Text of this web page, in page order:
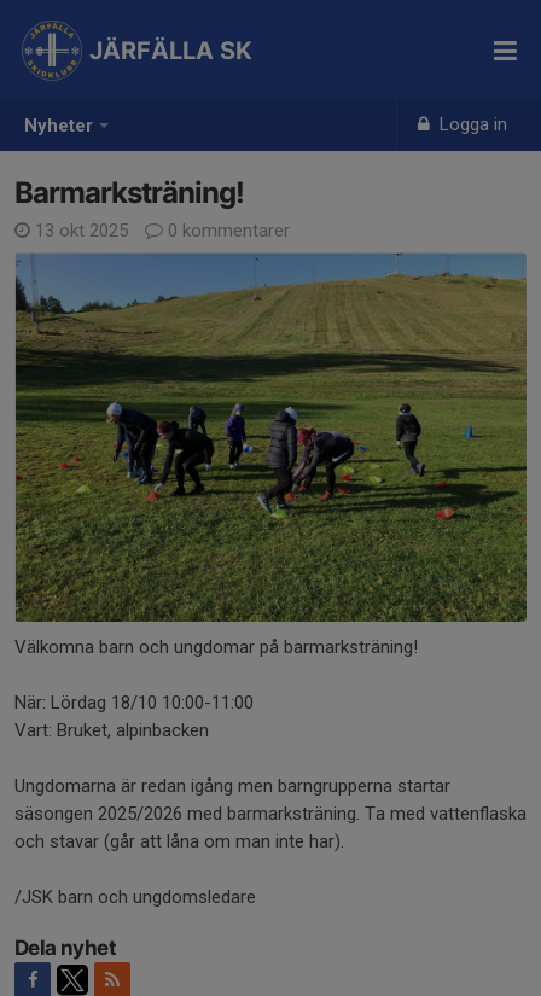
Nyheter Logga in
JÄRFÄLLA SK
Barmarksträning!
13 okt 2025 0 kommentarer
Välkomna barn och ungdomar på barmarksträning!
När: Lördag 18/10 10:00-11:00
Vart: Bruket, alpinbacken
Ungdomarna är redan igång men barngrupperna startar
säsongen 2025/2026 med barmarksträning. Ta med vattenflaska
och stavar (går att låna om man inte har).
/JSK barn och ungdomsledare
Dela nyhet